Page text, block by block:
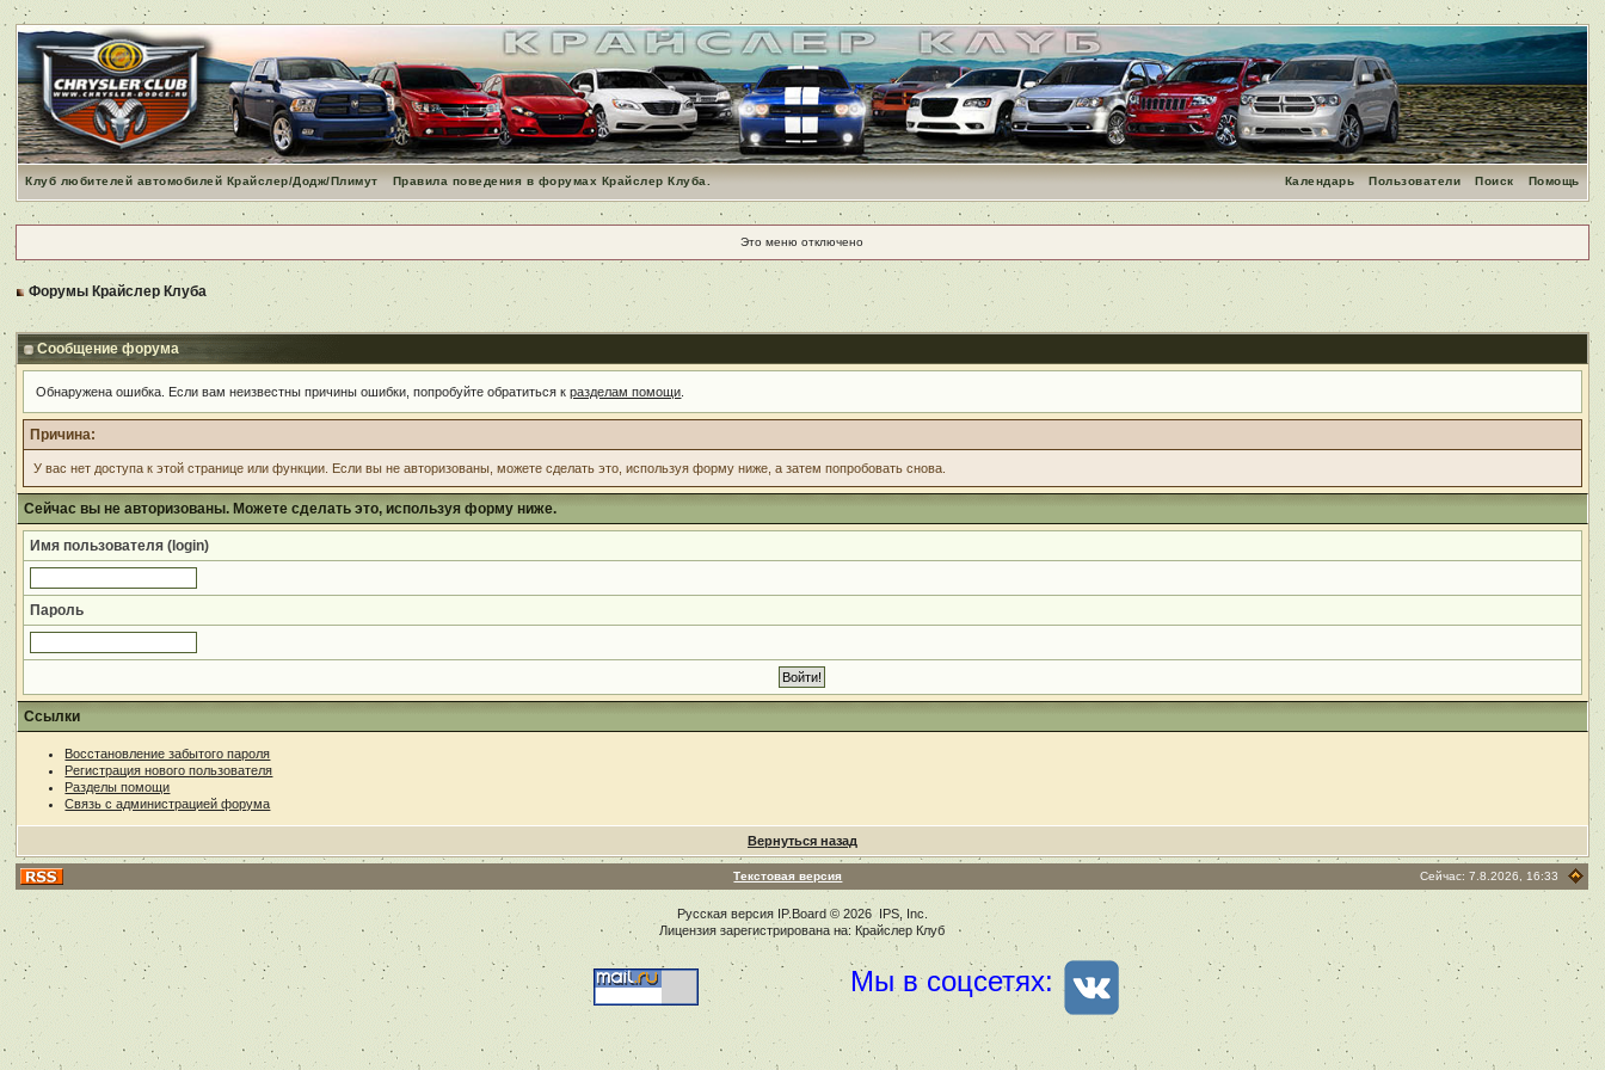
Клуб любителей автомобилей Крайслер/Додж/Плимут Правила поведения в форумах Крайслер Клуба. Помощь
Поиск
Пользователи
Календарь
Это меню отключено
Форумы Крайслер Клуба
Сообщение форума
Обнаружена ошибка. Если вам неизвестны причины ошибки, попробуйте обратиться кразделам помощи
Причина:
У вас нет доступа к этой странице или функции. Если вы не авторизованы, можете сделать это, используя форму ниже, а затем попробовать снова.
Сейчас вы не авторизованы. Можете сделать это, используя форму ниже.
Имя пользователя (login)
Пароль
Ссылки
Восстановление забытого пароля
Регистрация нового пользователя
Разделы помощи
Связь с администрацией форума
Вернуться назад
Текстовая версия Сейчас: 7.8.2026, 16:33
Русская версия IP.Board© 2026IPS, Inc
Лицензия зарегистрирована на: Крайслер Клуб
Мы в соцсетях: